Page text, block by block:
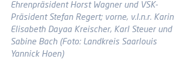
Ehrenpräsident Horst Wagner und VSK-
Präsident Stefan Regert; vorne, v.l.n.r. Karin
Elisabeth Dayaa Kreischer, Karl Steuer und
Sabine Bach (Foto: Landkreis Saarlouis
Yannick Hoen)